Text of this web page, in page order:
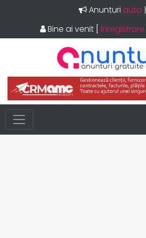
Anunturi auto |
Bine ai venit
Inregistrare